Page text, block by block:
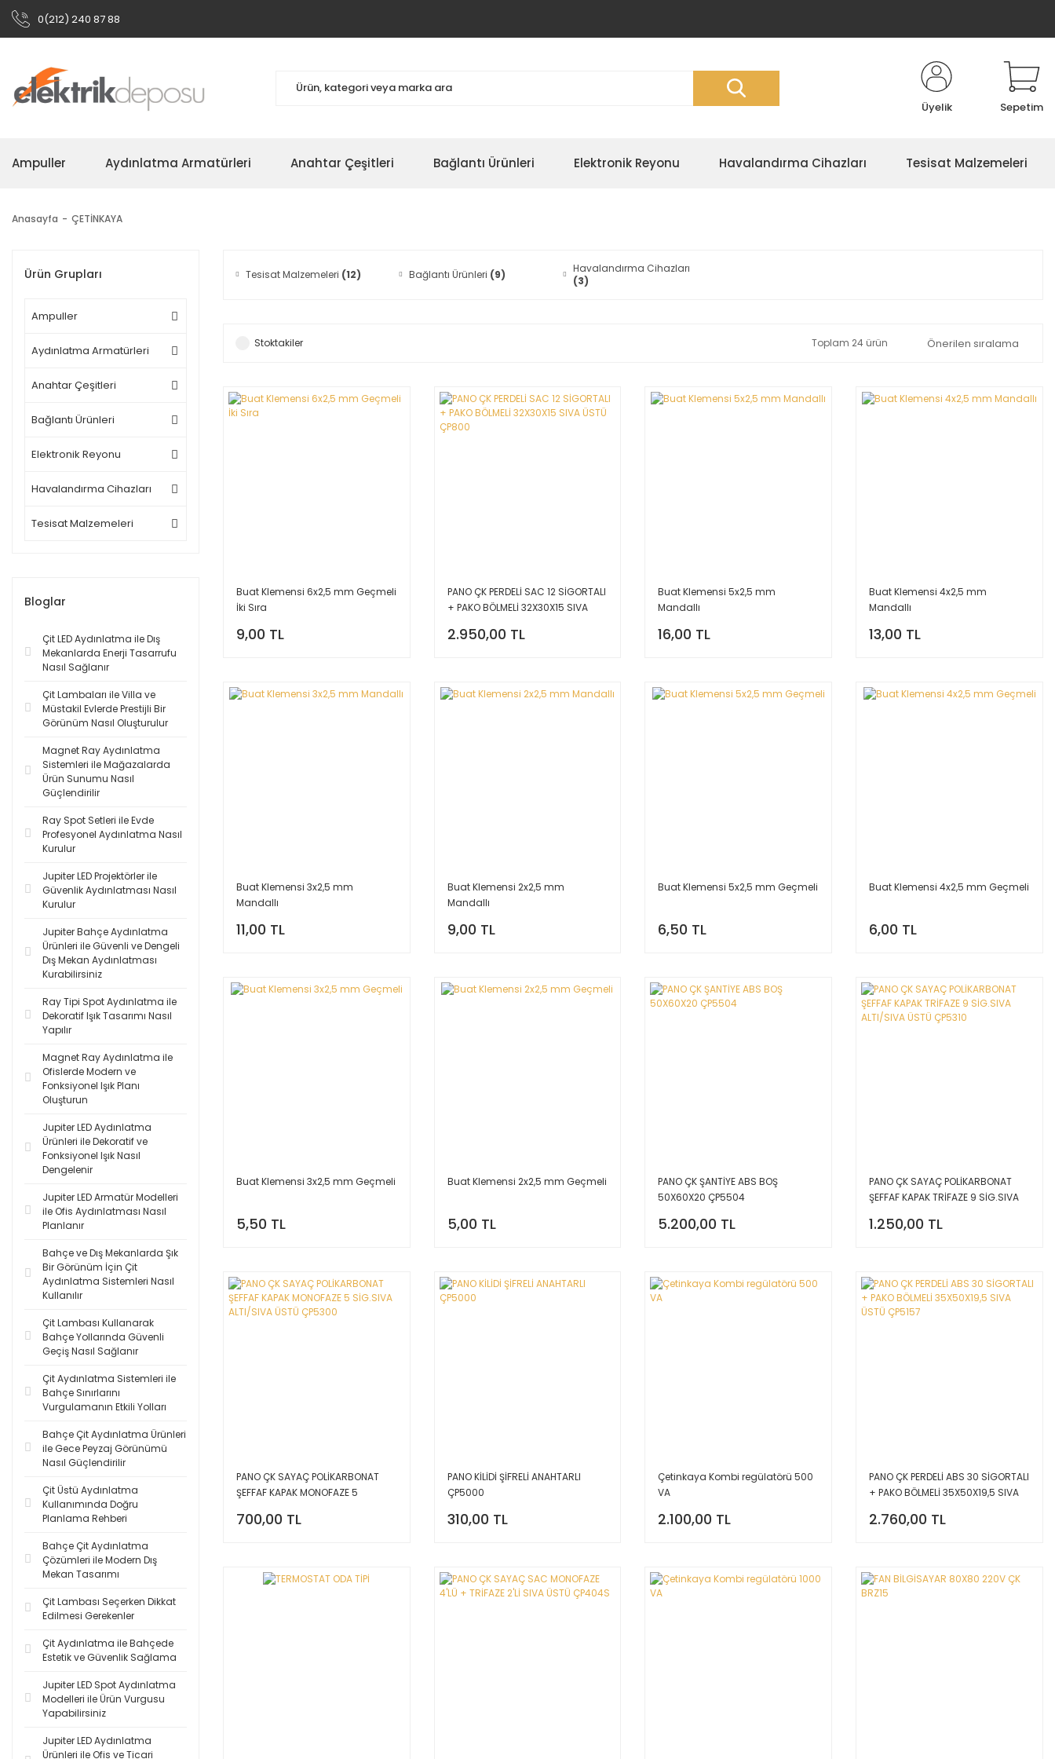
0(212) 240 87 88
Üyelik Sepetim
Ampuller Aydınlatma Armatürleri Anahtar Çeşitleri Bağlantı Ürünleri Elektronik Reyonu Havalandırma Cihazları Tesisat Malzemeleri
Anasayfa ÇETİNKAYA
Ürün Grupları
Ampuller
Aydınlatma Armatürleri
Anahtar Çeşitleri
Bağlantı Ürünleri
Elektronik Reyonu
Havalandırma Cihazları
Tesisat Malzemeleri
Bloglar
Çit LED Aydınlatma ile Dış
Mekanlarda Enerji Tasarrufu
Nasıl Sağlanır
Çit Lambaları ile Villa ve
Müstakil Evlerde Prestijli Bir
Görünüm Nasıl Oluşturulur
Magnet Ray Aydınlatma
Sistemleri ile Mağazalarda
Ürün Sunumu Nasıl
Güçlendirilir
Ray Spot Setleri ile Evde
Profesyonel Aydınlatma Nasıl
Kurulur
Jupiter LED Projektörler ile
Güvenlik Aydınlatması Nasıl
Kurulur
Jupiter Bahçe Aydınlatma
Ürünleri ile Güvenli ve Dengeli
Dış Mekan Aydınlatması
Kurabilirsiniz
Ray Tipi Spot Aydınlatma ile
Dekoratif Işık Tasarımı Nasıl
Yapılır
Magnet Ray Aydınlatma ile
Ofislerde Modern ve
Fonksiyonel Işık Planı
Oluşturun
Jupiter LED Aydınlatma
Ürünleri ile Dekoratif ve
Fonksiyonel Işık Nasıl
Dengelenir
Jupiter LED Armatür Modelleri
ile Ofis Aydınlatması Nasıl
Planlanır
Bahçe ve Dış Mekanlarda Şık
Bir Görünüm İçin Çit
Aydınlatma Sistemleri Nasıl
Kullanılır
Çit Lambası Kullanarak
Bahçe Yollarında Güvenli
Geçiş Nasıl Sağlanır
Çit Aydınlatma Sistemleri ile
Bahçe Sınırlarını
Vurgulamanın Etkili Yolları
Bahçe Çit Aydınlatma Ürünleri
ile Gece Peyzaj Görünümü
Nasıl Güçlendirilir
Çit Üstü Aydınlatma
Kullanımında Doğru
Planlama Rehberi
Bahçe Çit Aydınlatma
Çözümleri ile Modern Dış
Mekan Tasarımı
Çit Lambası Seçerken Dikkat
Edilmesi Gerekenler
Çit Aydınlatma ile Bahçede
Estetik ve Güvenlik Sağlama
Jupiter LED Spot Aydınlatma
Modelleri ile Ürün Vurgusu
Yapabilirsiniz
Jupiter LED Aydınlatma
Ürünleri ile Ofis ve Ticari
Tesisat Malzemeleri (12) Bağlantı Ürünleri (9)
Havalandırma Cihazları
(3)
Stoktakiler Toplam 24 ürün
Buat Klemensi 6x2,5 mm Geçmeli
İki Sıra
9,00 TL
PANO ÇK PERDELİ SAC 12 SİGORTALI
+ PAKO BÖLMELİ 32X30X15 SIVA
2.950,00 TL
Buat Klemensi 5x2,5 mm
Mandallı
16,00 TL
Buat Klemensi 4x2,5 mm
Mandallı
13,00 TL
Buat Klemensi 3x2,5 mm
Mandallı
11,00 TL
Buat Klemensi 2x2,5 mm
Mandallı
9,00 TL
Buat Klemensi 5x2,5 mm Geçmeli
6,50 TL
Buat Klemensi 4x2,5 mm Geçmeli
6,00 TL
Buat Klemensi 3x2,5 mm Geçmeli
5,50 TL
Buat Klemensi 2x2,5 mm Geçmeli
5,00 TL
PANO ÇK ŞANTİYE ABS BOŞ
50X60X20 ÇP5504
5.200,00 TL
PANO ÇK SAYAÇ POLİKARBONAT
ŞEFFAF KAPAK TRİFAZE 9 SİG.SIVA
1.250,00 TL
PANO ÇK SAYAÇ POLİKARBONAT
ŞEFFAF KAPAK MONOFAZE 5
700,00 TL
PANO KİLİDİ ŞİFRELİ ANAHTARLI
ÇP5000
310,00 TL
Çetinkaya Kombi regülatörü 500
VA
2.100,00 TL
PANO ÇK PERDELİ ABS 30 SİGORTALI
+ PAKO BÖLMELİ 35X50X19,5 SIVA
2.760,00 TL